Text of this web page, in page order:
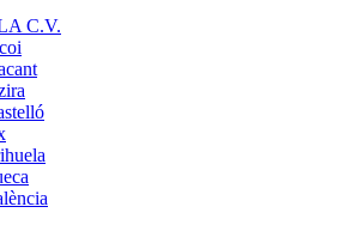
C.V.